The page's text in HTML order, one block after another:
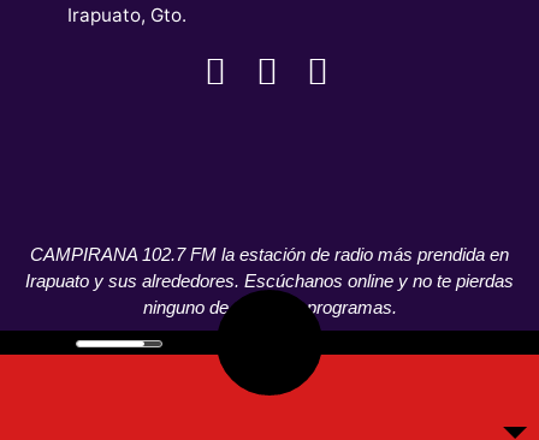
Irapuato, Gto.
CAMPIRANA 102.7 FM la estación de radio más prendida en
Irapuato y sus alrededores. Escúchanos online y no te pierdas
ninguno de nuestros programas.